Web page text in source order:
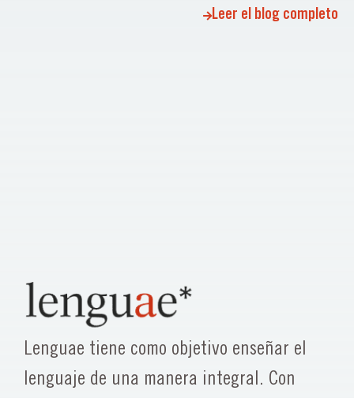
Leer el blog completo
Lenguae tiene como objetivo enseñar el
lenguaje de una manera integral. Con